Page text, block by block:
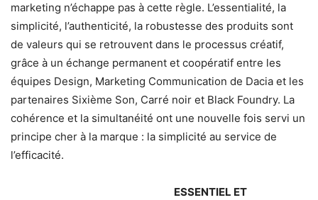
marketing n’échappe pas à cette règle. L’essentialité, la
simplicité, l’authenticité, la robustesse des produits sont
de valeurs qui se retrouvent dans le processus créatif,
grâce à un échange permanent et coopératif entre les
équipes Design, Marketing Communication de Dacia et les
partenaires Sixième Son, Carré noir et Black Foundry. La
cohérence et la simultanéité ont une nouvelle fois servi un
principe cher à la marque : la simplicité au service de
l’efficacité.
ESSENTIEL ET